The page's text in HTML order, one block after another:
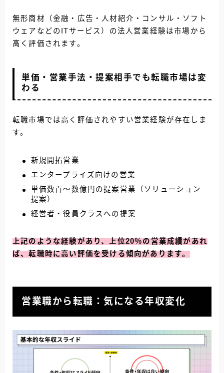
無形商材（金融・広告・人材紹介・コンサル・ソフト
ウェアなどのITサービス）の法人営業経験は市場から
高く評価されます。
単価・営業手法・提案相手でも転職市場は変
わる
転職市場では高く評価されやすい営業経験が存在しま
す。
新規開拓営業
エンタープライズ向けの営業
単価数百〜数億円の提案営業（ソリューション
提案）
経営者・役員クラスへの提案
上記のような経験があり、上位20％の営業成績があれ
ば、転職時に高い評価を受ける傾向があります。
営業職から転職：気になる年収変化